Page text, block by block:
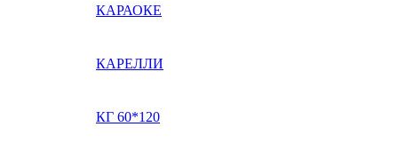
КАРАОКЕ
КАРЕЛЛИ
КГ 60*120